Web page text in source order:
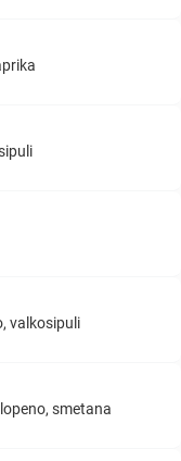
valkosipuli
smetana